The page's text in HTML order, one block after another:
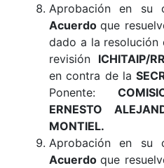
Aprobación en su
Acuerdoque
dado a la resolución
revisión ICHITAIP/
en contra de la
Ponente:
ERNESTO
MONTIEL.
Aprobación en su
Acuerdoque